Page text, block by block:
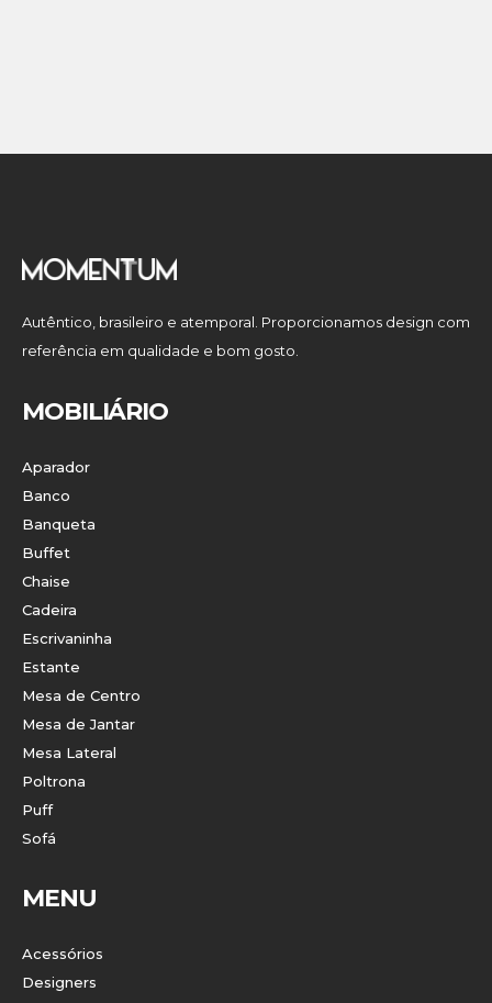
Autêntico, brasileiro e atemporal. Proporcionamos design com
referência em qualidade e bom gosto.
MOBILIÁRIO
Aparador
Banco
Banqueta
Buffet
Chaise
Cadeira
Escrivaninha
Estante
Mesa de Centro
Mesa de Jantar
Mesa Lateral
Poltrona
Puff
Sofá
MENU
Acessórios
Designers